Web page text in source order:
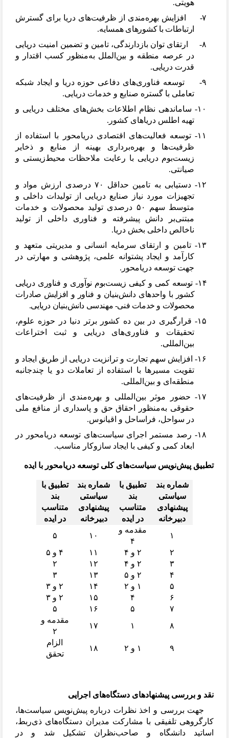
هویتی.
۷-
افزایش بهرهمندی از ظرفیتهای دریا برای گسترش
ارتباطات با کشورهای همسایه.
۸-
ارتقای توان بازدارندگی، تامین و تضمین امنیت دریایی
در عرصه منطقه و بین الملل بهمنظور کسب اقتدار و
قدرت دریایی.
۹-
توسعه فناوریهای دفاعی حوزه دریا و ایجاد شبکه
تعاملی با گستره صنایع و خدمات دریایی.
۱۰-
ساماندهی نظام اطلاعات بخشهای مختلف دریایی و
تهیه اطلس دریاهای کشور.
۱۱-
توسعه فعالیتهای اقتصادی دریامحور با استفاده از
ظرفیتها و بهرهبرداری بهینه از منابع و ذخایر
زیستبوم دریایی با رعایت ملاحظات محیطزیستی و
صیانتی.
۱۲-
دستیابی به تامین حداقل ۷۰ درصدی ارزش مواد و
تجهیزات مورد نیاز صنایع دریایی از تولیدات داخلی و
متوسط سهم ۵۰ درصدی تولید محصولات و خدمات
مبتنیبر دانش پیشرفته و فناوری داخلی از تولید
ناخالص داخلی بخش دریا.
۱۳-
تامین و ارتقای سرمایه انسانی و مدیریتی متعهد و
کارآمد و ایجاد پشتوانه علمی، پژوهشی و مهارتی در
جهت توسعه دریامحور.
۱۴- توسعه کمی و کیفی زیستبوم نوآوری و فناوری دریایی
کشور با واحدهای دانشبنیان و فناور و افزایش صادرات
محصولات و خدمات فنی- مهندسی دانشبنیان دریایی.
۱۵-
قرارگیری در بین ده کشور برتر دنیا در حوزه علوم،
تحقیقات و فناوریهای دریایی و ثبت اختراعات
بین المللی.
۱۶-
افزایش سهم تجارت و ترانزیت دریایی از طریق ایجاد و
تقویت مسیرها با استفاده از تعاملات دو یا چندجانبه
منطقه ای و بین المللی.
۱۷-
حضور موثر بین المللی و بهرهمندی از ظرفیتهای
حقوقی بهمنظور احقاق حق و پاسداری از منافع ملی
در سواحل، فراساحل و اقیانوس.
۱۸-
رصد مستمر اجرای سیاستهای توسعه دریامحور در
ابعاد کمی و کیفی با ایجاد سازوکار مناسب.
تطبیق پیشنویس سیاستهای کلی توسعه دریامحور با ایده
شماره بند
سیاستی
پیشنهادی
دبیرخانه
تطبیق با
بند
متناسب
در ایده
شماره بند
سیاستی
پیشنهادی
دبیرخانه
تطبیق با
بند
متناسب
در ایده
۱
مقدمه و
۴
۱۰
۵
۲
۲ و ۴ ۱۱
۴ و ۵
۳
۲ و ۴ ۱۲
۲
۴
۲ و ۵ ۱۳
۳
۵
۱ و ۲ ۱۴
۲ و ۳
۶
۴ ۱۵
۲ و ۳
۷
۵ ۱۶
۵
۸
۱ ۱۷
مقدمه و
۲
۹
۱ و ۲ ۱۸
الزام
تحقق
نقد و بررسی پیشنهادهای دستگاههای اجرایی
جهت بررسی و اخذ نظرات درباره پیشنویس سیاستها،
کارگروهی تلفیقی با مشارکت مدیران دستگاههای ذیربط،
اساتید دانشگاه و صاحبنظران تشکیل شد و در